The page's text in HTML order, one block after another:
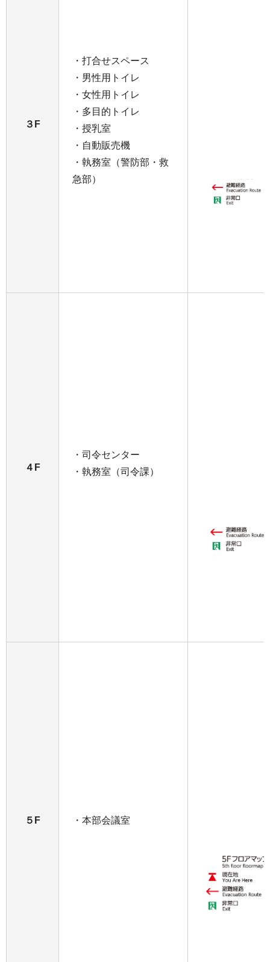
３F
・打合せスペース
・男性用トイレ
・女性用トイレ
・多目的トイレ
・授乳室
・自動販売機
・執務室（警防部・救
急部）
４F
・司令センター
・執務室（司令課）
５F ・本部会議室